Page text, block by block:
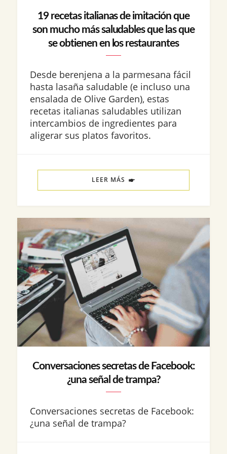
19 recetas italianas de imitación que
son mucho más saludables que las que
se obtienen en los restaurantes
Desde berenjena a la parmesana fácil
hasta lasaña saludable (e incluso una
ensalada de Olive Garden), estas
recetas italianas saludables utilizan
intercambios de ingredientes para
aligerar sus platos favoritos.
LEER MÁS
Conversaciones secretas de Facebook:
¿una señal de trampa?
Conversaciones secretas de Facebook:
¿una señal de trampa?